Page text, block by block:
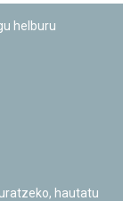
helburu
hautatu